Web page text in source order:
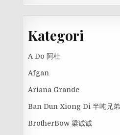
Kategori
A Do 阿杜
Afgan
Ariana Grande
Ban Dun Xiong Di 半吨兄弟
BrotherBow 梁诚诚